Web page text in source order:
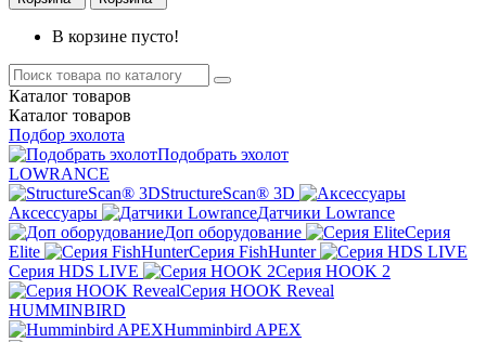
В корзине пусто!
Каталог товаров
Каталог товаров
Подбор эхолота
Подобрать эхолот
LOWRANCE
StructureScan® 3D
Аксессуары
Датчики Lowrance
Доп оборудование
Серия
Elite
Серия FishHunter
Серия HDS LIVE
Серия HOOK 2
Серия HOOK Reveal
HUMMINBIRD
Humminbird APEX